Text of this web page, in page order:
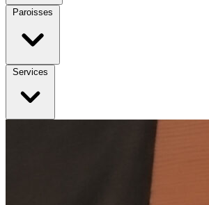
Paroisses
Services